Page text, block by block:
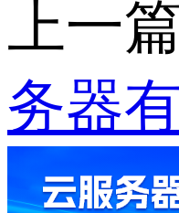
上一篇
务器